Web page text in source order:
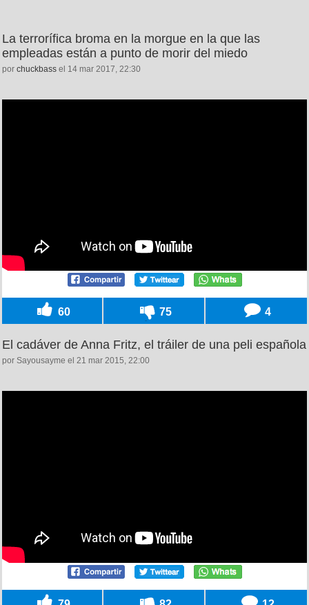
La terrorífica broma en la morgue en la que las
empleadas están a punto de morir del miedo
por chuckbass el 14 mar 2017, 22:30
60 75 4
El cadáver de Anna Fritz, el tráiler de una peli española
por Sayousayme el 21 mar 2015, 22:00